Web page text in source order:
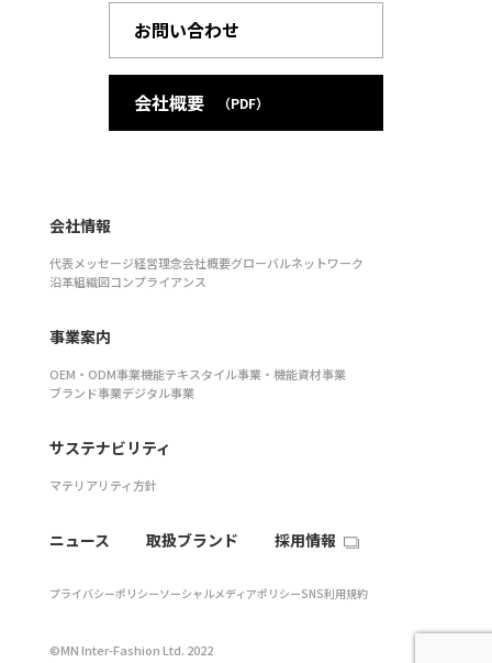
会社情報
代表メッセージ経営理念会社概要グローバルネットワーク
沿革組織図コンプライアンス
事業案内
OEM・ODM事業機能テキスタイル事業・機能資材事業
ブランド事業デジタル事業
サステナビリティ
マテリアリティ方針
ニュース 取扱ブランド 採用情報
お問い合わせ
会社概要 （PDF）
プライバシーポリシーソーシャルメディアポリシーSNS利用規約
©MN Inter-Fashion Ltd. 2022